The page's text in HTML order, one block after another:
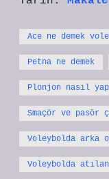
Ace ne demek
Petna ne demek
Plonjon nasıl
Smaçör ve pasör
Voleybolda arka
Voleybolda